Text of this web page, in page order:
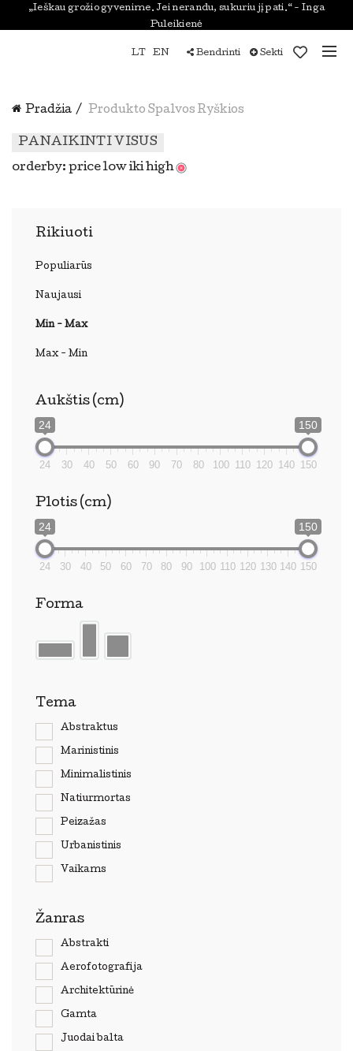
„Ieškau grožio gyvenime. Jei nerandu, sukuriu jį pati.“ - Inga
Puleikienė
LT EN Bendrinti Sekti
Pradžia Produkto Spalvos Ryškios
PANAIKINTI VISUS
orderby: price low iki high
Rikiuoti
Populiarūs
Naujausi
Min - Max
Max - Min
Aukštis (cm)
24 150
24 30 40 50 60 90 70 80 100 110 120 140 150
Plotis (cm)
24 150
24 30 40 50 60 70 80 90 100 110 120 130 140 150
Forma
Tema
Abstraktus
Marinistinis
Minimalistinis
Natiurmortas
Peizažas
Urbanistinis
Vaikams
Žanras
Abstrakti
Aerofotografija
Architektūrinė
Gamta
Juodai balta